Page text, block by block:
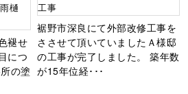
樋
褪せ
につ
の塗
工事
裾野市深良にて外部改修工事を
ささせて頂いていましたＡ様邸
の工事が完了しました。 築年数
が15年位経･･･